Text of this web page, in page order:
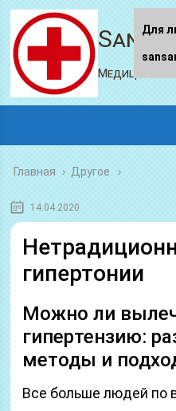
Медицинский
Главная › Другое
14.04.2020
гипертонии
Можно ли
гипертензию:
методы и
Все больше людей по
Для